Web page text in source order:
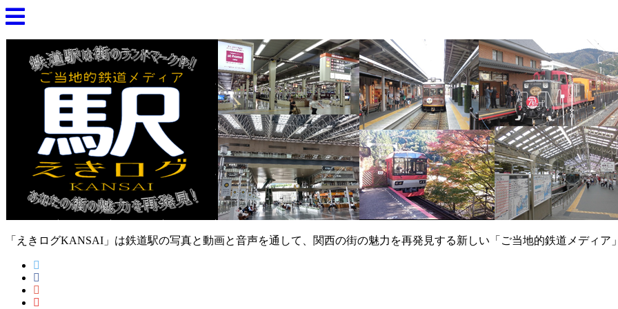
「えきログKANSAI」は鉄道駅の写真と動画と音声を通して、関西の街の魅力を再発見する新しい「ご当地的鉄道メディア